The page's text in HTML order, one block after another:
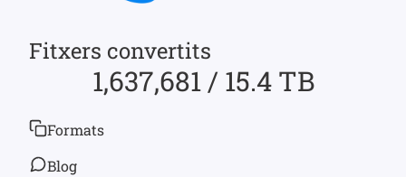
Fitxers convertits
1,637,681 / 15.4 TB
Formats
Blog